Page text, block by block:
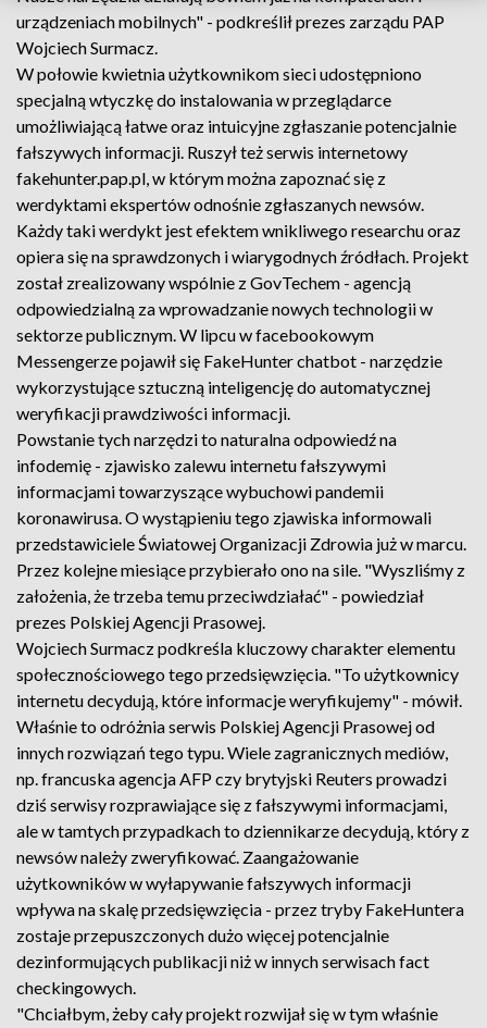
urządzeniach mobilnych" - podkreślił prezes zarządu PAP
Wojciech Surmacz.
W połowie kwietnia użytkownikom sieci udostępniono
specjalną wtyczkę do instalowania w przeglądarce
umożliwiającą łatwe oraz intuicyjne zgłaszanie potencjalnie
fałszywych informacji. Ruszył też serwis internetowy
fakehunter.pap.pl, w którym można zapoznać się z
werdyktami ekspertów odnośnie zgłaszanych newsów.
Każdy taki werdykt jest efektem wnikliwego researchu oraz
opiera się na sprawdzonych i wiarygodnych źródłach. Projekt
został zrealizowany wspólnie z GovTechem - agencją
odpowiedzialną za wprowadzanie nowych technologii w
sektorze publicznym. W lipcu w facebookowym
Messengerze pojawił się FakeHunter chatbot - narzędzie
wykorzystujące sztuczną inteligencję do automatycznej
weryfikacji prawdziwości informacji.
Powstanie tych narzędzi to naturalna odpowiedź na
infodemię - zjawisko zalewu internetu fałszywymi
informacjami towarzyszące wybuchowi pandemii
koronawirusa. O wystąpieniu tego zjawiska informowali
przedstawiciele Światowej Organizacji Zdrowia już w marcu.
Przez kolejne miesiące przybierało ono na sile. "Wyszliśmy z
założenia, że trzeba temu przeciwdziałać" - powiedział
prezes Polskiej Agencji Prasowej.
Wojciech Surmacz podkreśla kluczowy charakter elementu
społecznościowego tego przedsięwzięcia. "To użytkownicy
internetu decydują, które informacje weryfikujemy" - mówił.
Właśnie to odróżnia serwis Polskiej Agencji Prasowej od
innych rozwiązań tego typu. Wiele zagranicznych mediów,
np. francuska agencja AFP czy brytyjski Reuters prowadzi
dziś serwisy rozprawiające się z fałszywymi informacjami,
ale w tamtych przypadkach to dziennikarze decydują, który z
newsów należy zweryfikować. Zaangażowanie
użytkowników w wyłapywanie fałszywych informacji
wpływa na skalę przedsięwzięcia - przez tryby FakeHuntera
zostaje przepuszczonych dużo więcej potencjalnie
dezinformujących publikacji niż w innych serwisach fact
checkingowych.
"Chciałbym, żeby cały projekt rozwijał się w tym właśnie